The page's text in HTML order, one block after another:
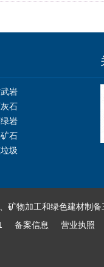
岩
石
岩
石
圾
矿物加工和绿色建材制备
备案信息 营业执照